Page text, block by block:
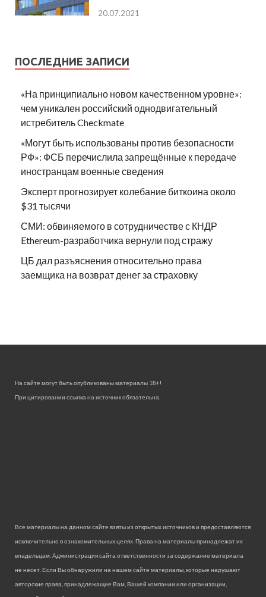
20.07.2021
ПОСЛЕДНИЕ ЗАПИСИ
«На принципиально новом качественном уровне»:
чем уникален российский однодвигательный
истребитель Checkmate
«Могут быть использованы против безопасности
РФ»: ФСБ перечислила запрещённые к передаче
иностранцам военные сведения
Эксперт прогнозирует колебание биткоина около
$31 тысячи
СМИ: обвиняемого в сотрудничестве с КНДР
Ethereum-разработчика вернули под стражу
ЦБ дал разъяснения относительно права
заемщика на возврат денег за страховку
На сайте могут быть опубликованы материалы 18+!
При цитировании ссылка на источник обязательна.
Все материалы на данном сайте взяты из открытых источников и предоставляются
исключительно в ознакомительных целях. Права на материалы принадлежат их
владельцам. Администрация сайта ответственности за содержание материала
не несет. Если Вы обнаружили на нашем сайте материалы, которые нарушают
авторские права, принадлежащие Вам, Вашей компании или организации,